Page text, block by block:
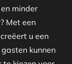
minder
Met een
u een
kunnen